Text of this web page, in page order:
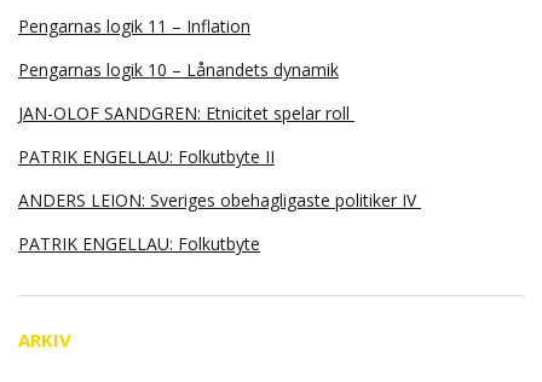
Pengarnas logik 11 – Inflation
Pengarnas logik 10 – Lånandets dynamik
JAN-OLOF SANDGREN: Etnicitet spelar roll
PATRIK ENGELLAU: Folkutbyte II
ANDERS LEION: Sveriges obehagligaste politiker IV
PATRIK ENGELLAU: Folkutbyte
ARKIV